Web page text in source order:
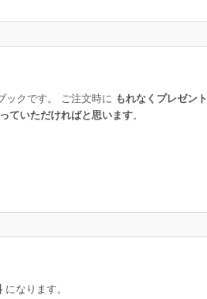
ックです。 ご注文時に もれなくプレゼント
ていただければと思います。
になります。